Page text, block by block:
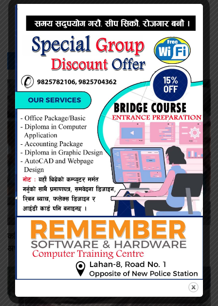
प्रदिप सिंह
सम्बन्धित -समाचार
कमिशन नदिँदा दुःख दिइयो’ भन्ने सहकारी सञ्चालकको आरोप, वडा
अध्यक्षद्वारा अस्वीकार